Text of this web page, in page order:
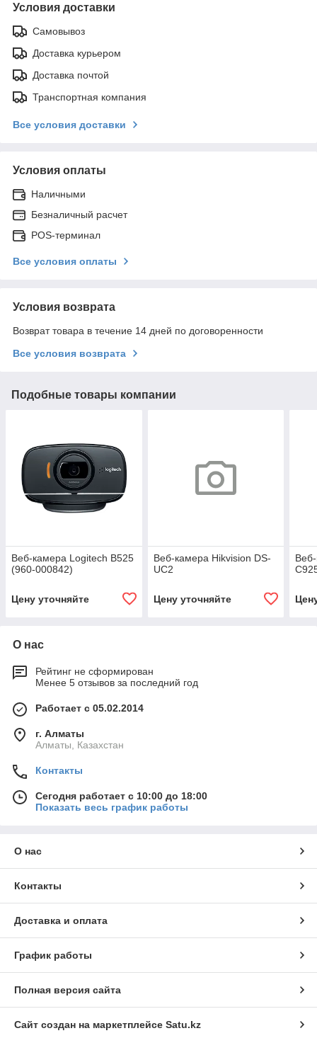
Условия доставки
Самовывоз
Доставка курьером
Доставка почтой
Транспортная компания
Все условия доставки
Условия оплаты
Наличными
Безналичный расчет
POS-терминал
Все условия оплаты
Условия возврата
Возврат товара в течение 14 дней по договоренности
Все условия возврата
Подобные товары компании
Веб-камера Logitech B525
(960-000842)
Цену уточняйте
Веб-камера Hikvision DS-
UC2
Цену уточняйте
О нас
Рейтинг не сформирован
Менее 5 отзывов за последний год
Работает с 05.02.2014
г. Алматы
Алматы, Казахстан
Контакты
Сегодня работает с 10:00 до 18:00
Показать весь график работы
О нас
Контакты
Доставка и оплата
График работы
Полная версия сайта
Сайт создан на маркетплейсе Satu.kz